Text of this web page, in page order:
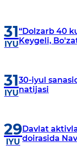
31
IYU
“Dolzarb 40
Keygeli,
31
IYU
30-iyul
natijasi
29
IYU
Davlat
doirasida